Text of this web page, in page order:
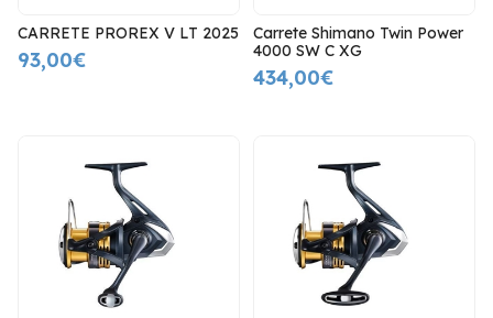
CARRETE PROREX V LT 2025
93,00€
Carrete Shimano Twin Power
4000 SW C XG
434,00€